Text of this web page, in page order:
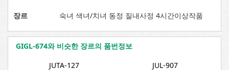
장르 숙녀 색녀/치녀 동정 질내사정 4시간이상작품
GIGL-674와 비슷한 장르의 품번정보
JUTA-127
JUL-907